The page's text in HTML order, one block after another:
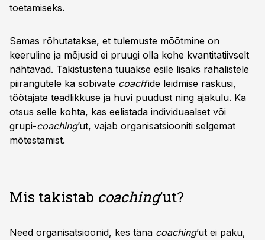
toetamiseks.
Samas rõhutatakse, et tulemuste mõõtmine on
keeruline ja mõjusid ei pruugi olla kohe kvantitatiivselt
nähtavad. Takistustena tuuakse esile lisaks rahalistele
piirangutele ka sobivate coach’ide leidmise raskusi,
töötajate teadlikkuse ja huvi puudust ning ajakulu. Ka
otsus selle kohta, kas eelistada individuaalset või
grupi-coaching’ut, vajab organisatsiooniti selgemat
mõtestamist.
Mis takistab coaching’ut?
Need organisatsioonid, kes täna coaching’ut ei paku,